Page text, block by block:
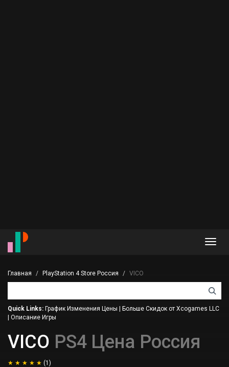
Главная PlayStation 4 Store Россия VICO
Quick Links: График Изменения Цены
Больше Скидок от Xcogames LLC
Описание Игры
VICO PS4 Цена Россия
(1)